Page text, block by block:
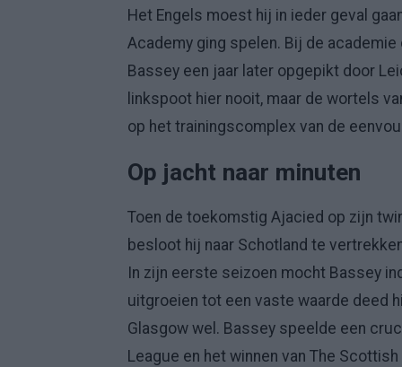
Het Engels moest hij in ieder geval
Academy ging spelen. Bij de
Bassey een jaar later opgepikt door
linkspoot hier nooit, maar de wortels
op het trainingscomplex van de
Op jacht naar minuten
Toen de toekomstig Ajacied op zijn
besloot hij naar Schotland te
In zijn eerste seizoen mocht Bassey
uitgroeien tot een vaste waarde deed
Glasgow wel. Bassey speelde een
League en het winnen van The Scottish